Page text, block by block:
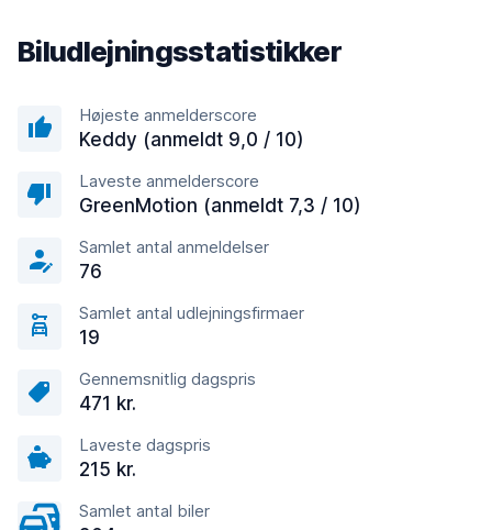
Biludlejningsstatistikker
Højeste anmelderscore
Keddy (anmeldt 9,0 / 10)
Laveste anmelderscore
GreenMotion (anmeldt 7,3 / 10)
Samlet antal anmeldelser
76
Samlet antal udlejningsfirmaer
19
Gennemsnitlig dagspris
471 kr.
Laveste dagspris
215 kr.
Samlet antal biler